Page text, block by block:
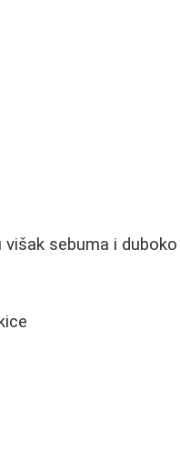
višak sebuma i